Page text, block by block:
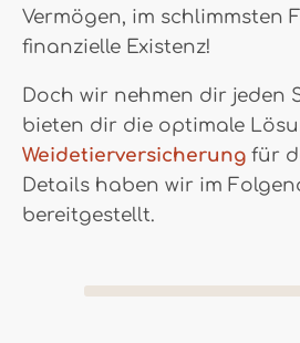
Vermögen, im schlimmsten
finanzielle Existenz!
Doch wir nehmen dir jeden
bieten dir die optimale
Weidetierversicherung für
Details haben wir im
bereitgestellt.